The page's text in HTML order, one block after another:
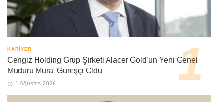
KARIYER
Cengiz Holding Grup Şirketi Alacer Gold’un Yeni Genel
Müdürü Murat Güreşçi Oldu
1 Ağustos 2026